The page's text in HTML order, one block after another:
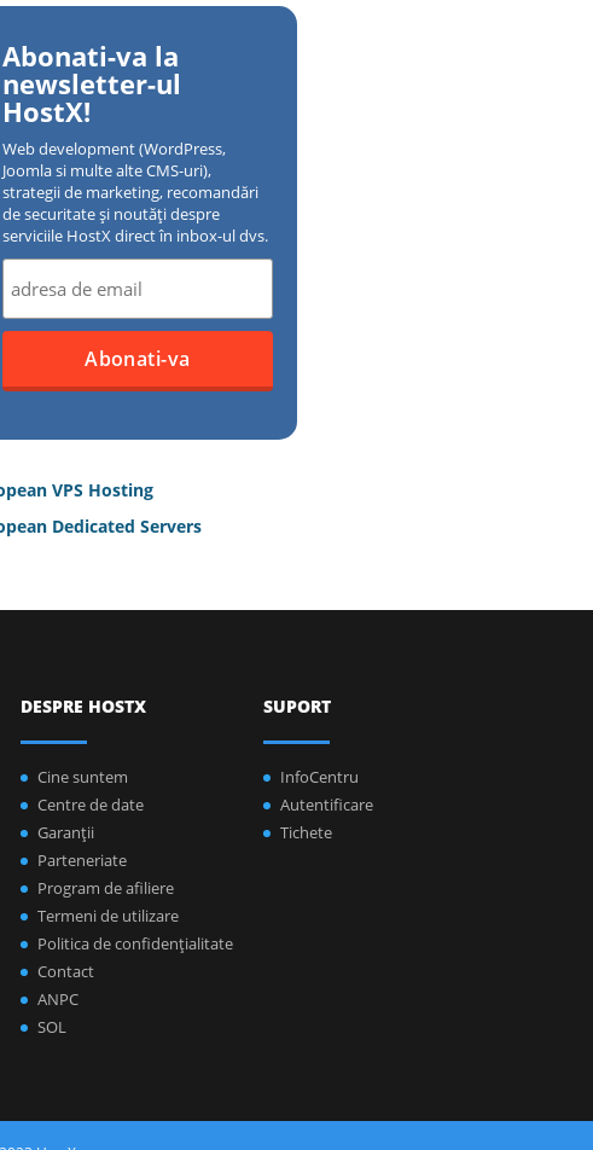
Abonati-va la
newsletter-ul
HostX!
Web development (WordPress,
Joomla si multe alte CMS-uri),
strategii de marketing, recomandări
de securitate și noutăți despre
serviciile HostX direct în inbox-ul dvs.
VPS Hosting
Dedicated Servers
DESPRE HOSTX
Cine suntem
Centre de date
Garanţii
Parteneriate
Program de afiliere
Termeni de utilizare
Politica de confidenţialitate
Contact
ANPC
SOL
SUPORT
InfoCentru
Autentificare
Tichete